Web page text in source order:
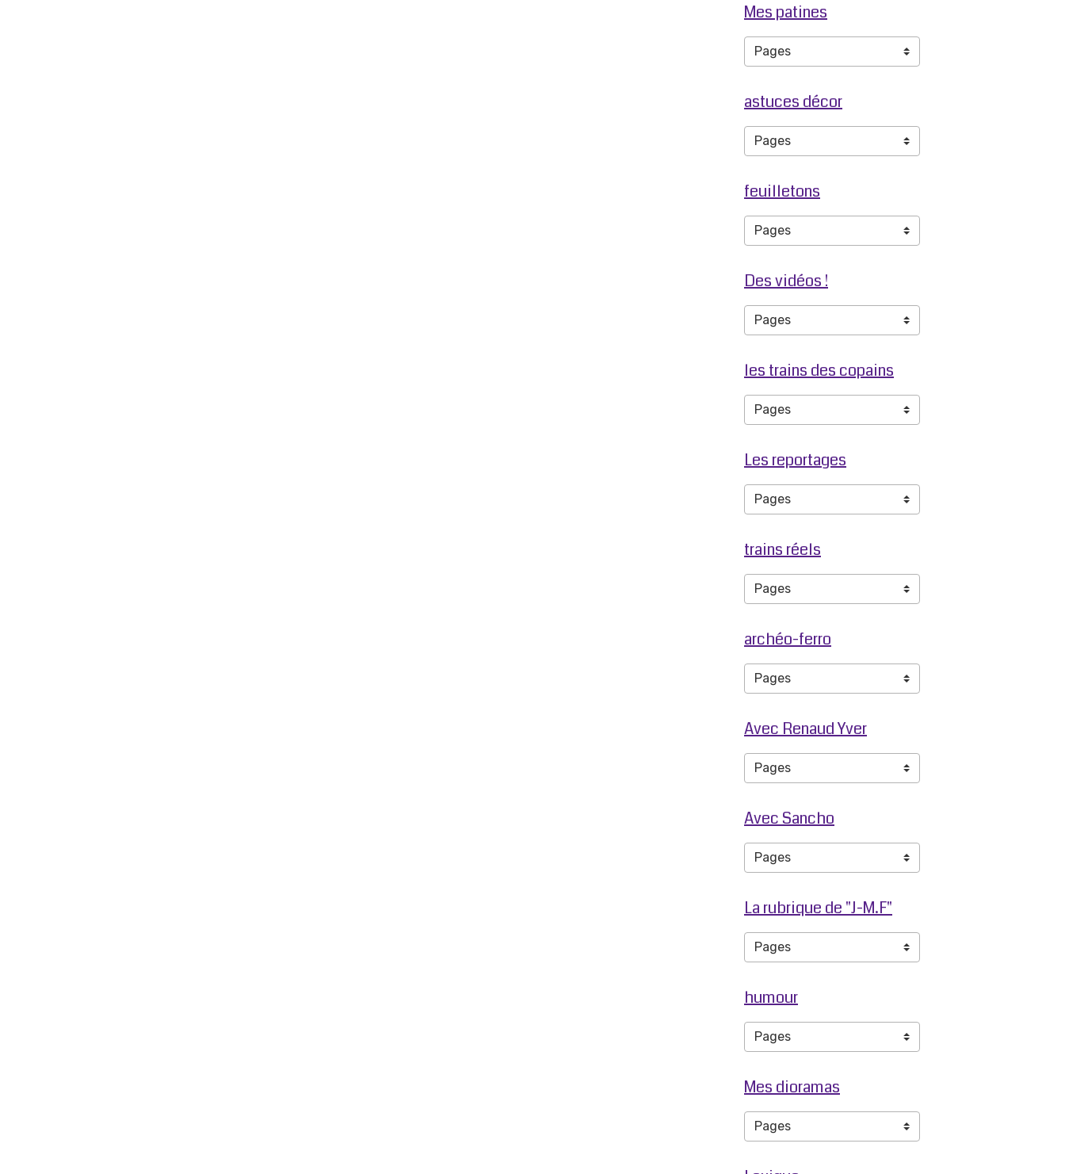
Mes patines
astuces décor
feuilletons
Des vidéos !
les trains des copains
Les reportages
trains réels
archéo-ferro
Avec Renaud Yver
Avec Sancho
La rubrique de "J-M.F"
humour
Mes dioramas